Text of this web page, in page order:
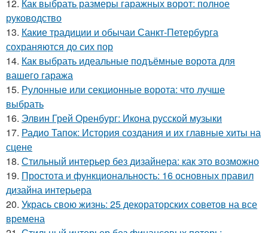
12. Как выбрать размеры гаражных ворот: полное
руководство
13. Какие традиции и обычаи Санкт-Петербурга
сохраняются до сих пор
14. Как выбрать идеальные подъёмные ворота для
вашего гаража
15. Рулонные или секционные ворота: что лучше
выбрать
16. Элвин Грей Оренбург: Икона русской музыки
17. Радио Тапок: История создания и их главные хиты на
сцене
18. Стильный интерьер без дизайнера: как это возможно
19. Простота и функциональность: 16 основных правил
дизайна интерьера
20. Укрась свою жизнь: 25 декораторских советов на все
времена